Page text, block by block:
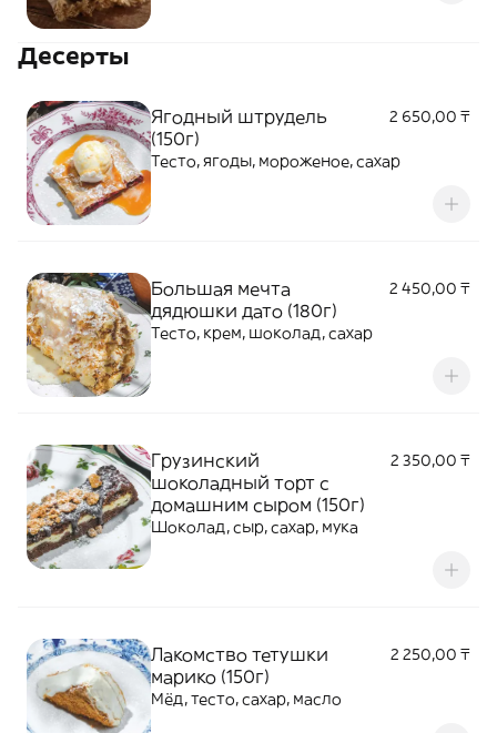
Десерты
Ягодный штрудель
(150г)
2 650,00 ₸
Тесто, ягоды, мороженое, сахар
Большая мечта
дядюшки дато (180г)
2 450,00 ₸
Тесто, крем, шоколад, сахар
Грузинский
шоколадный торт с
домашним сыром (150г)
2 350,00 ₸
Шоколад, сыр, сахар, мука
Лакомство тетушки
марико (150г)
2 250,00 ₸
Мёд, тесто, сахар, масло